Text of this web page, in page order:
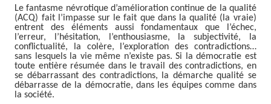
Le fantasme névrotique d’amélioration continue de la qualité
(ACQ) fait l’impasse sur le fait que dans la qualité (la vraie)
entrent des éléments aussi fondamentaux que l’échec,
l’erreur, l’hésitation, l’enthousiasme, la subjectivité, la
conflictualité, la colère, l’exploration des contradictions…
sans lesquels la vie même n’existe pas. Si la démocratie est
toute entière résumée dans le travail des contradictions, en
se débarrassant des contradictions, la démarche qualité se
débarrasse de la démocratie, dans les équipes comme dans
la société.